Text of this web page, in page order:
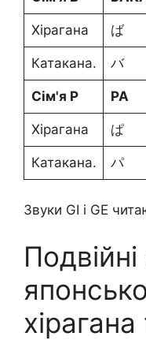
Хірагана ば
Катакана. バ
Сім'я P PA
Хірагана ぱ
Катакана. パ
Звуки GI і GE